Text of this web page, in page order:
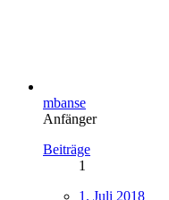
mbanse
Anfänger
Beiträge
1
1. Juli 2018